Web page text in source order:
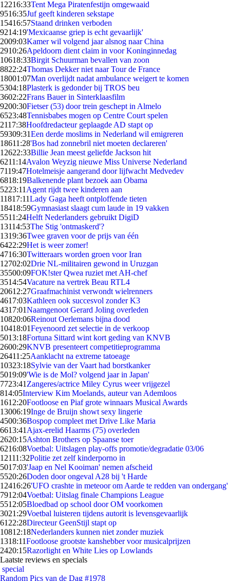
12216:33Tent Mega Piratenfestijn omgewaaid
9516:35Juf geeft kinderen sekstape
15416:57Staand drinken verboden
9214:19'Mexicaanse griep is echt gevaarlijk'
2009:03Kamer wil volgend jaar alsnog naar China
2910:26Apeldoorn dient claim in voor Koninginnedag
10618:33Birgit Schuurman bevallen van zoon
8822:24Thomas Dekker niet naar Tour de France
18001:07Man overlijdt nadat ambulance weigert te komen
5304:18Plasterk is gedonder bij TROS beu
3602:22Frans Bauer in Sinterklaasfilm
9200:30Fietser (53) door trein geschept in Almelo
6523:48Tennisbabes mogen op Centre Court spelen
2117:38Hoofdredacteur geplaagde AD stapt op
59309:31Een derde moslims in Nederland wil emigreren
18611:28'Bos had zonnebril niet moeten declareren'
12622:33Billie Jean meest geliefde Jackson hit
6211:14Avalon Weyzig nieuwe Miss Universe Nederland
7119:47Hotelmeisje aangerand door lijfwacht Medvedev
6818:19Balkenende plant bezoek aan Obama
5223:11 Agent rijdt twee kinderen aan
11817:11Lady Gaga heeft ontploffende tieten
18418:59Gymnasiast slaagt cum laude in 19 vakken
5511:24Helft Nederlanders gebruikt DigiD
13114:53The Stig 'ontmaskerd'?
1319:36Twee graven voor de prijs van één
6422:29Het is weer zomer!
4716:30Twitteraars worden groen voor Iran
12702:02Drie NL-militairen gewond in Uruzgan
35500:09FOK!ster Qwea ruziet met AH-chef
3514:54Vacature na vertrek Beau RTL4
20612:27Graafmachinist verwondt wielrenners
4617:03Kathleen ook succesvol zonder K3
4317:01Naamgenoot Gerard Joling overleden
10820:06Reinout Oerlemans bijna dood
10418:01Feyenoord zet selectie in de verkoop
5013:18Fortuna Sittard wint kort geding van KNVB
2600:29KNVB presenteert competitieprogramma
26411:25Aanklacht na extreme tatoeage
10323:18Sylvie van der Vaart had borstkanker
5019:09'Wie is de Mol? volgend jaar in Japan'
7723:41 Zangeres/actrice Miley Cyrus weer vrijgezel
814:05Interview Kim Moelands, auteur van Ademloos
1612:20Footloose en Piaf grote winnaars Musical Awards
13006:19Inge de Bruijn showt sexy lingerie
4500:36Bospop compleet met Drive Like Maria
6613:41 Ajax-erelid Haarms (75) overleden
2620:15Ashton Brothers op Spaanse toer
6216:08Voetbal: Uitslagen play-offs promotie/degradatie 03/06
12111:32Politie zet zelf kinderporno in
5017:03'Jaap en Nel Kooiman' nemen afscheid
5520:26Doden door ongeval A28 bij 't Harde
12416:26'UFO crashte in meteoor om Aarde te redden van ondergang'
7912:04Voetbal: Uitslag finale Champions League
5512:05Bloedbad op school door OM voorkomen
3021:29Voetbal luisteren tijdens autorit is levensgevaarlijk
61 22:28Directeur GeenStijl stapt op
10812:18Nederlanders kunnen niet zonder muziek
1318:11Footloose grootste kanshebber voor musicalprijzen
2420:15Razorlight en White Lies op Lowlands
Laatste reviews en specials
special
Random Pics van de Dag #1978